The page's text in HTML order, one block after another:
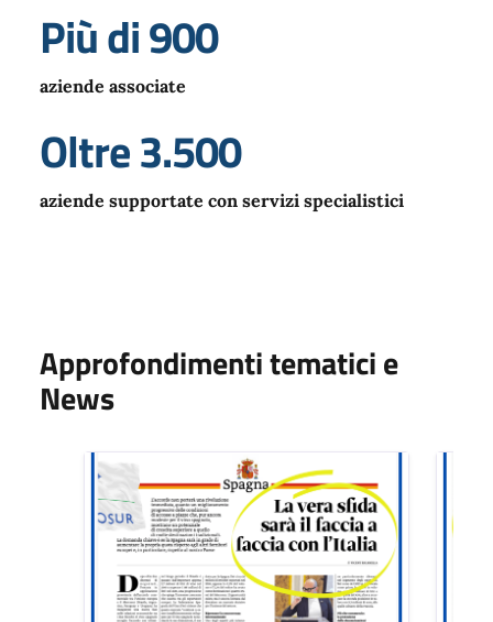
Più di 900
aziende associate
Oltre 3.500
aziende supportate con servizi specialistici
Approfondimenti tematici e
News